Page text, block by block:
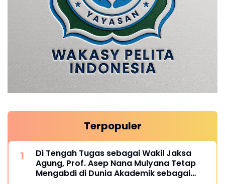
Terpopuler
Di Tengah Tugas sebagai Wakil Jaksa
Agung, Prof. Asep Nana Mulyana Tetap
Mengabdi di Dunia Akademik sebagai